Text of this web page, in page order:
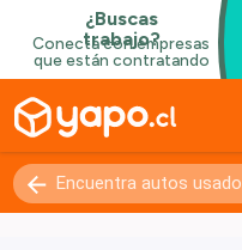
Kilómetros 0 - 250000+